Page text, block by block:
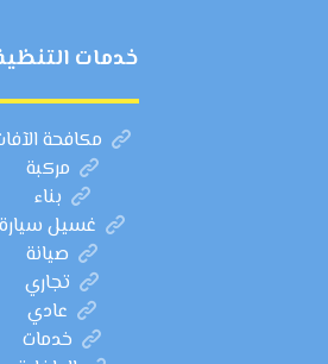
خدمات
مكافحة
مركبة
بناء
غسيل سيارة
صيانة
تجاري
عادي
خدمات